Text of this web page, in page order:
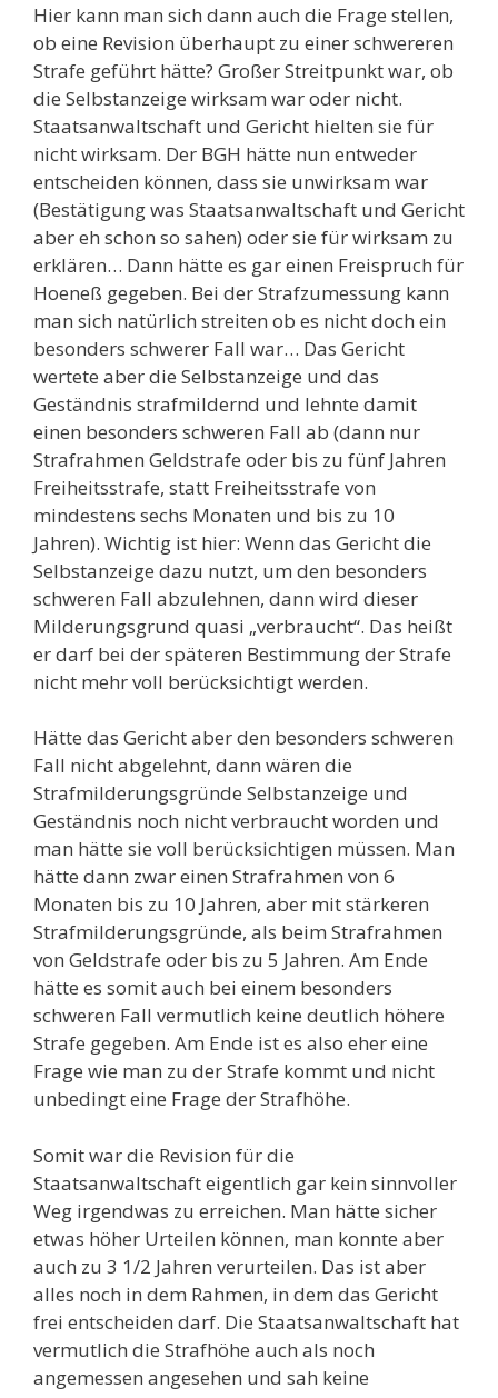
Hier kann man sich dann auch die Frage stellen,
ob eine Revision überhaupt zu einer schwereren
Strafe geführt hätte? Großer Streitpunkt war, ob
die Selbstanzeige wirksam war oder nicht.
Staatsanwaltschaft und Gericht hielten sie für
nicht wirksam. Der BGH hätte nun entweder
entscheiden können, dass sie unwirksam war
(Bestätigung was Staatsanwaltschaft und Gericht
aber eh schon so sahen) oder sie für wirksam zu
erklären… Dann hätte es gar einen Freispruch für
Hoeneß gegeben. Bei der Strafzumessung kann
man sich natürlich streiten ob es nicht doch ein
besonders schwerer Fall war… Das Gericht
wertete aber die Selbstanzeige und das
Geständnis strafmildernd und lehnte damit
einen besonders schweren Fall ab (dann nur
Strafrahmen Geldstrafe oder bis zu fünf Jahren
Freiheitsstrafe, statt Freiheitsstrafe von
mindestens sechs Monaten und bis zu 10
Jahren). Wichtig ist hier: Wenn das Gericht die
Selbstanzeige dazu nutzt, um den besonders
schweren Fall abzulehnen, dann wird dieser
Milderungsgrund quasi „verbraucht“. Das heißt
er darf bei der späteren Bestimmung der Strafe
nicht mehr voll berücksichtigt werden.
Hätte das Gericht aber den besonders schweren
Fall nicht abgelehnt, dann wären die
Strafmilderungsgründe Selbstanzeige und
Geständnis noch nicht verbraucht worden und
man hätte sie voll berücksichtigen müssen. Man
hätte dann zwar einen Strafrahmen von 6
Monaten bis zu 10 Jahren, aber mit stärkeren
Strafmilderungsgründe, als beim Strafrahmen
von Geldstrafe oder bis zu 5 Jahren. Am Ende
hätte es somit auch bei einem besonders
schweren Fall vermutlich keine deutlich höhere
Strafe gegeben. Am Ende ist es also eher eine
Frage wie man zu der Strafe kommt und nicht
unbedingt eine Frage der Strafhöhe.
Somit war die Revision für die
Staatsanwaltschaft eigentlich gar kein sinnvoller
Weg irgendwas zu erreichen. Man hätte sicher
etwas höher Urteilen können, man konnte aber
auch zu 3 1/2 Jahren verurteilen. Das ist aber
alles noch in dem Rahmen, in dem das Gericht
frei entscheiden darf. Die Staatsanwaltschaft hat
vermutlich die Strafhöhe auch als noch
angemessen angesehen und sah keine